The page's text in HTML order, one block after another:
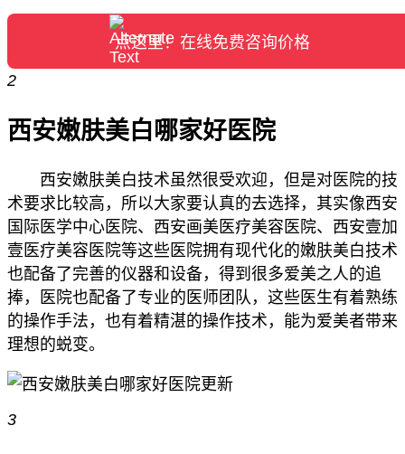
点这里！在线免费咨询价格
2
西安嫩肤美白哪家好医院
西安嫩肤美白技术虽然很受欢迎，但是对医院的技
术要求比较高，所以大家要认真的去选择，其实像西安
国际医学中心医院、西安画美医疗美容医院、西安壹加
壹医疗美容医院等这些医院拥有现代化的嫩肤美白技术
也配备了完善的仪器和设备，得到很多爱美之人的追
捧，医院也配备了专业的医师团队，这些医生有着熟练
的操作手法，也有着精湛的操作技术，能为爱美者带来
理想的蜕变。
3